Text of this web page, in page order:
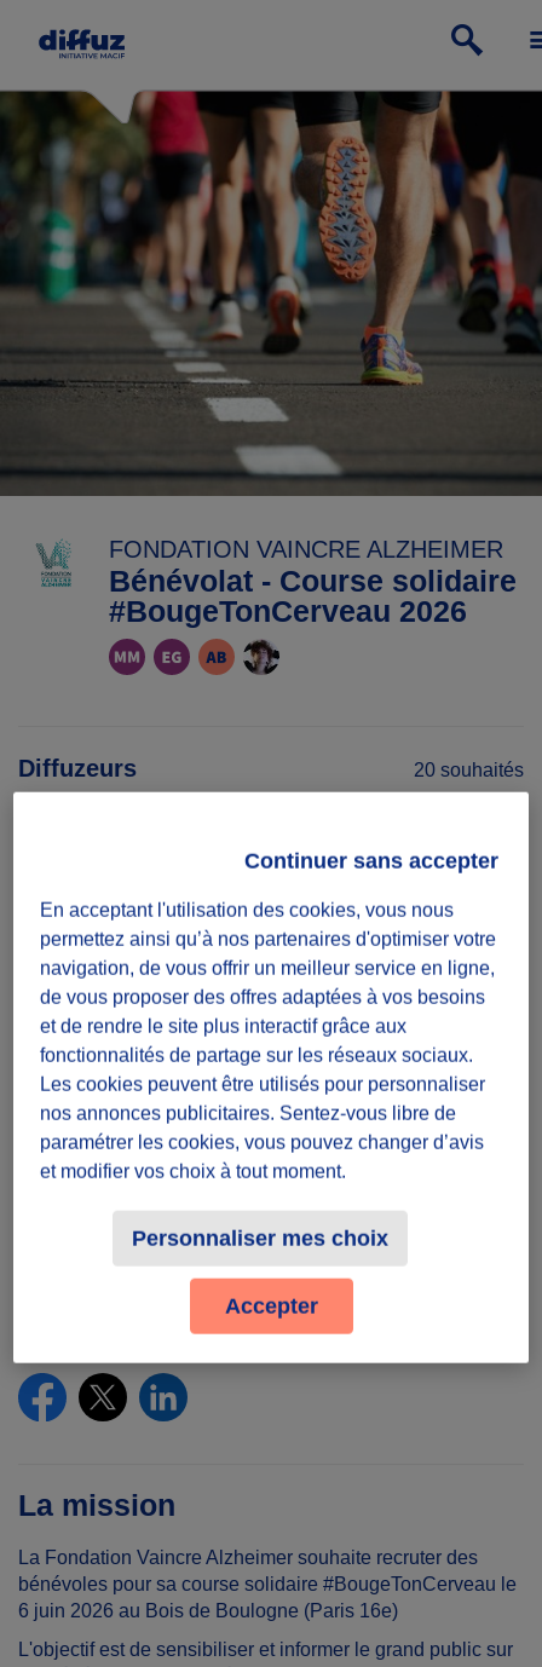
FONDATION VAINCRE ALZHEIMER
Bénévolat - Course solidaire
#BougeTonCerveau 2026
Diffuzeurs 20 souhaités
défi ponctuel
Une participation suffit
Date
Le 06/06/26
Temps à donner
Une demi-journée
75116 Paris, France
Partager le défi
La mission
La Fondation Vaincre Alzheimer souhaite recruter des
bénévoles pour sa course solidaire #BougeTonCerveau le
6 juin 2026 au Bois de Boulogne (Paris 16e)
L'objectif est de sensibiliser et informer le grand public sur
En acceptant l'utilisation des cookies, vous nous
permettez ainsi qu’à nos partenaires d'optimiser votre
navigation, de vous offrir un meilleur service en ligne,
de vous proposer des offres adaptées à vos besoins
et de rendre le site plus interactif grâce aux
fonctionnalités de partage sur les réseaux sociaux.
Les cookies peuvent être utilisés pour personnaliser
nos annonces publicitaires. Sentez-vous libre de
paramétrer les cookies, vous pouvez changer d’avis
et modifier vos choix à tout moment.
Personnaliser mes choix
Continuer sans accepter
Accepter